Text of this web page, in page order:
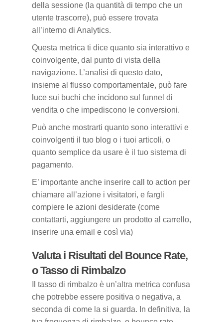
della sessione (la quantità di tempo che un
utente trascorre), può essere trovata
all’interno di Analytics.
Questa metrica ti dice quanto sia interattivo e
coinvolgente, dal punto di vista della
navigazione. L’analisi di questo dato,
insieme al flusso comportamentale, può fare
luce sui buchi che incidono sul funnel di
vendita o che impediscono le conversioni.
Può anche mostrarti quanto sono interattivi e
coinvolgenti il tuo blog o i tuoi articoli, o
quanto semplice da usare è il tuo sistema di
pagamento.
E’ importante anche inserire call to action per
chiamare all’azione i visitatori, e fargli
compiere le azioni desiderate (come
contattarti, aggiungere un prodotto al carrello,
inserire una email e così via)
Valuta i Risultati del Bounce Rate,
o Tasso di Rimbalzo
Il tasso di rimbalzo è un’altra metrica confusa
che potrebbe essere positiva o negativa, a
seconda di come la si guarda. In definitiva, la